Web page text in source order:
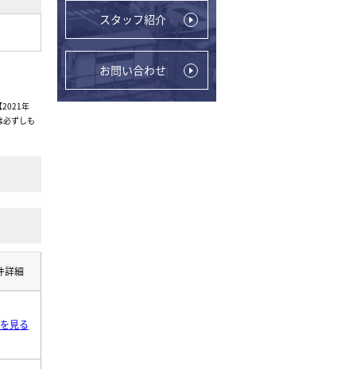
2021年
必ずしも
詳細
見る
スタッフ紹介
お問い合わせ